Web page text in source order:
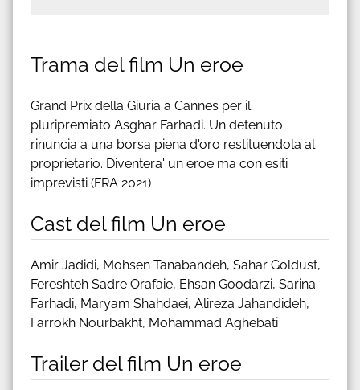
Trama del film Un eroe
Grand Prix della Giuria a Cannes per il
pluripremiato Asghar Farhadi. Un detenuto
rinuncia a una borsa piena d'oro restituendola al
proprietario. Diventera' un eroe ma con esiti
imprevisti (FRA 2021)
Cast del film Un eroe
Amir Jadidi, Mohsen Tanabandeh, Sahar Goldust,
Fereshteh Sadre Orafaie, Ehsan Goodarzi, Sarina
Farhadi, Maryam Shahdaei, Alireza Jahandideh,
Farrokh Nourbakht, Mohammad Aghebati
Trailer del film Un eroe